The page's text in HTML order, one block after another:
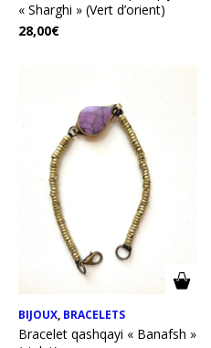
« Sharghi » (Vert d’orient)
28,00€
BIJOUX, BRACELETS
Bracelet qashqayi « Banafsh »